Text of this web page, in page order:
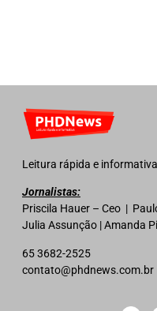
Leitura rápida e informativa
Jornalistas:
Priscila Hauer – Ceo |
Julia Assunção | Amanda
65 3682-2525
contato@phdnews.com.br